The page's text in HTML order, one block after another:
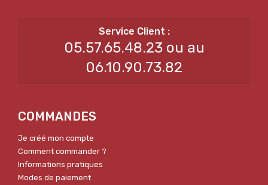
05.57.65.48.23 ou au
06.10.90.73.82
COMMANDES
Je créé mon compte
Comment commander ?
Informations pratiques
Modes de paiement